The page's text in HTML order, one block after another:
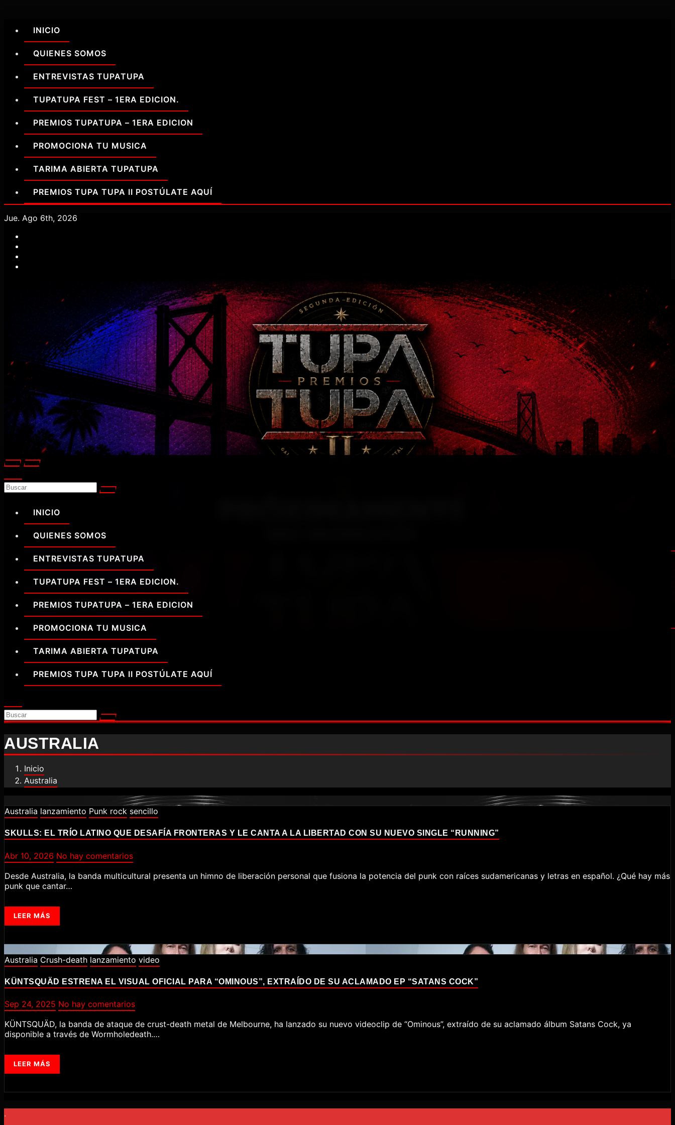
contenido
INICIO
QUIENES SOMOS
ENTREVISTAS TUPATUPA
TUPATUPA FEST – 1ERA EDICION.
PREMIOS TUPATUPA – 1ERA EDICION
PROMOCIONA TU MUSICA
TARIMA ABIERTA TUPATUPA
PREMIOS TUPA TUPA II POSTÚLATE AQUÍ
Jue. Ago 6th, 2026
INICIO
QUIENES SOMOS
ENTREVISTAS TUPATUPA
TUPATUPA FEST – 1ERA EDICION.
PREMIOS TUPATUPA – 1ERA EDICION
PROMOCIONA TU MUSICA
TARIMA ABIERTA TUPATUPA
PREMIOS TUPA TUPA II POSTÚLATE AQUÍ
AUSTRALIA
Inicio
Australia
Australia lanzamiento Punk rock sencillo
SKULLS: EL TRÍO LATINO QUE DESAFÍA FRONTERAS Y LE CANTA A LA LIBERTAD CON SU NUEVO SINGLE “RUNNING”
Abr 10, 2026 No hay comentarios
Desde Australia, la banda multicultural presenta un himno de liberación personal que fusiona la potencia del punk con raíces sudamericanas y letras en español. ¿Qué hay más
punk que cantar…
LEER MÁS
Australia Crush-death lanzamiento video
KÜNTSQUÄD ESTRENA EL VISUAL OFICIAL PARA “OMINOUS”, EXTRAÍDO DE SU ACLAMADO EP “SATANS COCK”
Sep 24, 2025 No hay comentarios
KÜNTSQUÄD, la banda de ataque de crust-death metal de Melbourne, ha lanzado su nuevo videoclip de “Ominous”, extraído de su aclamado álbum Satans Cock, ya
disponible a través de Wormholedeath.…
LEER MÁS
.